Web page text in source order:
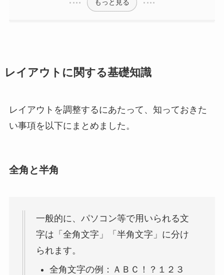
もっと見る
レイアウトに関する基礎知識
レイアウトを調整するにあたって、知っておきた
い事項を以下にまとめました。
全角と半角
一般的に、パソコン等で用いられる文
字は「全角文字」「半角文字」に分け
られます。
全角文字の例：ＡＢＣ！？１２３